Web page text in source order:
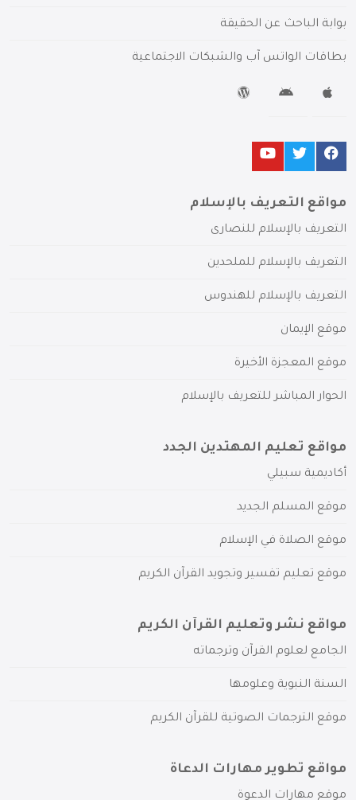
بوابة الباحث عن الحقيقة
بطاقات الواتس آب والشبكات الاجتماعية
مواقع التعريف بالإسلام
التعريف بالإسلام للنصارى
التعريف بالإسلام للملحدين
التعريف بالإسلام للهندوس
موقع الإيمان
موقع المعجزة الأخيرة
الحوار المباشر للتعريف بالإسلام
مواقع تعليم المهتدين الجدد
أكاديمية سبيلي
موقع المسلم الجديد
موقع الصلاة في الإسلام
موقع تعليم تفسير وتجويد القرآن الكريم
مواقع نشر وتعليم القرآن الكريم
الجامع لعلوم القرآن وترجماته
السنة النبوية وعلومها
موقع الترجمات الصوتية للقرآن الكريم
مواقع تطوير مهارات الدعاة
موقع مهارات الدعوة